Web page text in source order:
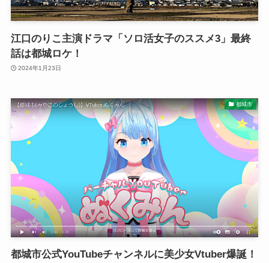
江口のりこ主演ドラマ「ソロ活女子のススメ3」最終
話は都城ロケ！
2024年1月23日
都城市
都城市公式YouTubeチャンネルに美少女Vtuber爆誕！